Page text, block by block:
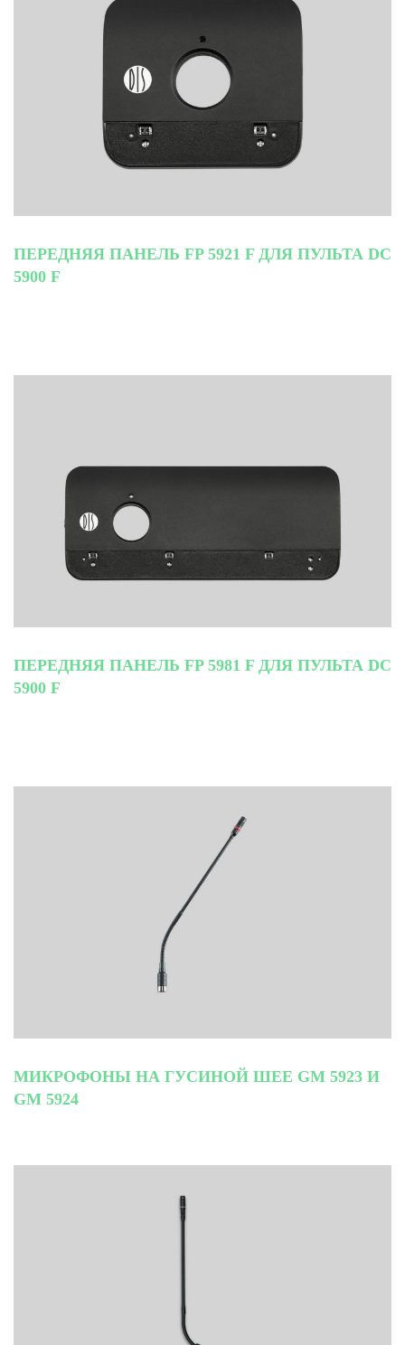
ПЕРЕДНЯЯ ПАНЕЛЬ FP 5921 F ДЛЯ ПУЛЬТА DC
5900 F
ПЕРЕДНЯЯ ПАНЕЛЬ FP 5981 F ДЛЯ ПУЛЬТА DC
5900 F
МИКРОФОНЫ НА ГУСИНОЙ ШЕЕ GM 5923 И
GM 5924